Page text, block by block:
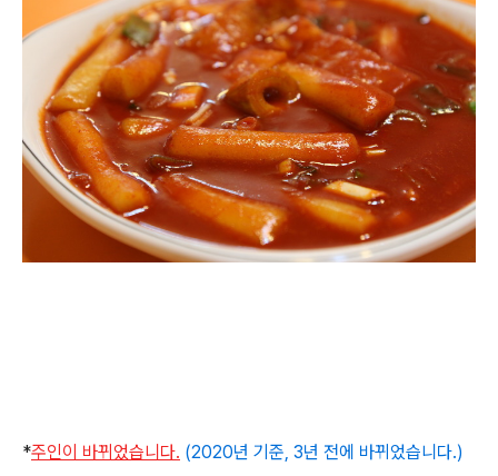
*주인이 바뀌었습니다. (2020년 기준, 3년 전에 바뀌었습니다.)